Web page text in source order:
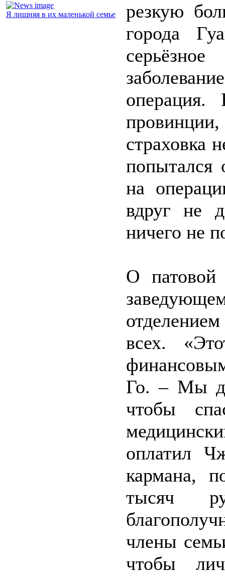
Я лишняя в их маленькой семье
резкую
города
страховка
попытался
на
вдруг не
ничего не
О
всех.
Го. – Мы
чтобы
оплатил
кармана,
тысяч
члены
чтобы